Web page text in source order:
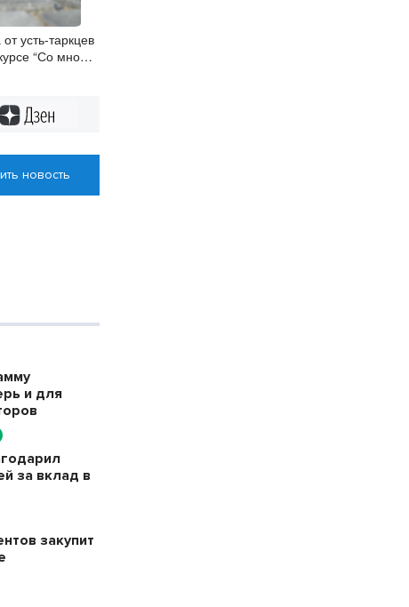
усть-таркцев
“Со мной
новость
и для
за вклад в
закупит